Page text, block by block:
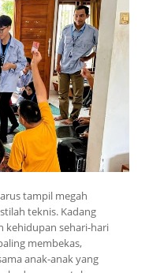
tampil megah
teknis. Kadang
kehidupan sehari-hari
membekas,
anak-anak yang